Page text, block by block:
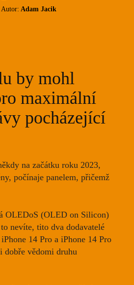
Autor: Adam Jacik
by mohl
maximální
pocházející
na začátku roku 2023,
počínaje panelem, přičemž
OLEDoS (OLED on Silicon)
nevíte, tito dva dodavatelé
14 Pro a iPhone 14 Pro
dobře vědomi druhu